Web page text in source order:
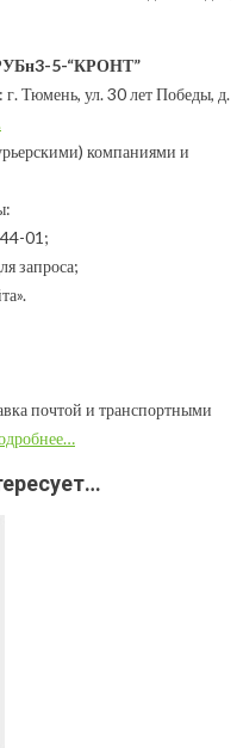
5-“КРОНТ”
Тюмень, ул. 30 лет Победы, д.
компаниями и
01;
запроса;
почтой и транспортными